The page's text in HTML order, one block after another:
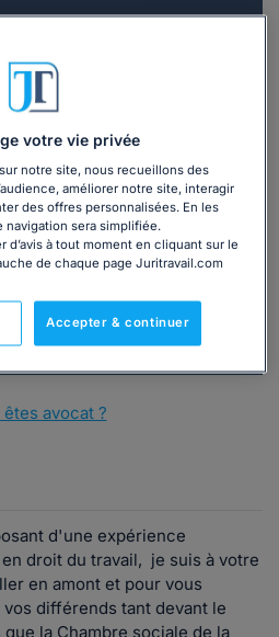
une consultation par
?
immédiatement
42 33(8h à 21h du lundi au
vendredi)
êtes avocat ?
d'une expérience
droit du travail, je suis à votre
en amont et pour vous
différends tant devant le
la Chambre sociale de la
votre vie privée
notre site, nous recueillons des
améliorer notre site, interagir
des offres personnalisées. En les
navigation sera simplifiée.
d’avis à tout moment en cliquant sur le
de chaque page Juritravail.com
Accepter & continuer